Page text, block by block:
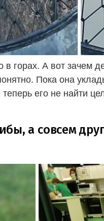
в горах. А вот зачем
Пока она
его не найти
а совсем